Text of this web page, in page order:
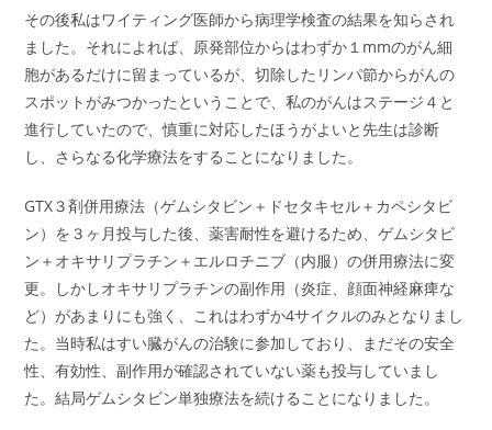
その後私はワイティング医師から病理学検査の結果を知らされ
ました。それによれば、原発部位からはわずか１mmのがん細
胞があるだけに留まっているが、切除したリンパ節からがんの
スポットがみつかったということで、私のがんはステージ４と
進行していたので、慎重に対応したほうがよいと先生は診断
し、さらなる化学療法をすることになりました。
GTX３剤併用療法（ゲムシタビン＋ドセタキセル＋カペシタビ
ン）を３ヶ月投与した後、薬害耐性を避けるため、ゲムシタビ
ン＋オキサリプラチン＋エルロチニブ（内服）の併用療法に変
更。しかしオキサリプラチンの副作用（炎症、顔面神経麻痺な
ど）があまりにも強く、これはわずか4サイクルのみとなりまし
た。当時私はすい臓がんの治験に参加しており、まだその安全
性、有効性、副作用が確認されていない薬も投与していまし
た。結局ゲムシタビン単独療法を続けることになりました。